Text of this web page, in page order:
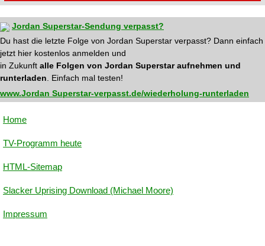
Jordan Superstar-Sendung verpasst?
Du hast die letzte Folge von Jordan Superstar verpasst? Dann einfach
jetzt hier kostenlos anmelden und
in Zukunft alle Folgen von Jordan Superstar aufnehmen und
runterladen . Einfach mal testen!
www.Jordan Superstar-verpasst.de/wiederholung-runterladen
Home
TV-Programm heute
HTML-Sitemap
Slacker Uprising Download (Michael Moore)
Impressum